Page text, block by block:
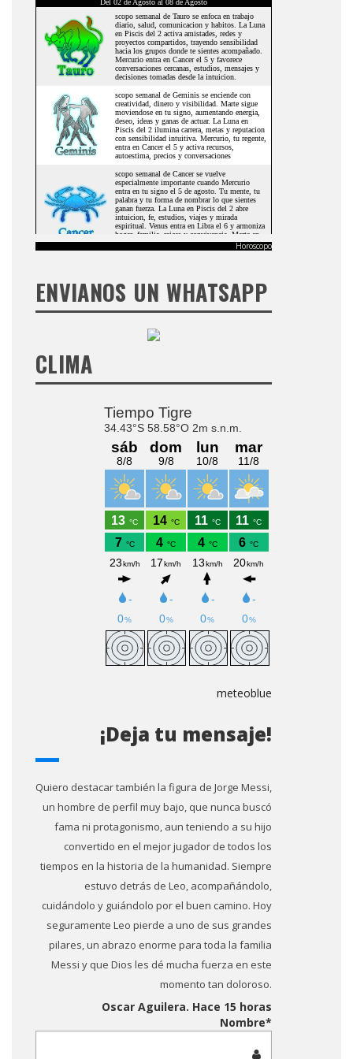
Horoscopo
ENVIANOS UN WHATSAPP
CLIMA
meteoblue
¡Deja tu mensaje!
Quiero destacar también la figura de Jorge Messi,
un hombre de perfil muy bajo, que nunca buscó
fama ni protagonismo, aun teniendo a su hijo
convertido en el mejor jugador de todos los
tiempos en la historia de la humanidad. Siempre
estuvo detrás de Leo, acompañándolo,
cuidándolo y guiándolo por el buen camino. Hoy
seguramente Leo pierde a uno de sus grandes
pilares, un abrazo enorme para toda la familia
Messi y que Dios les dé mucha fuerza en este
momento tan doloroso.
Oscar Aguilera. Hace 15 horas
Que gran conjunto “Los Fronterizos”, con la “voz
Nombre*